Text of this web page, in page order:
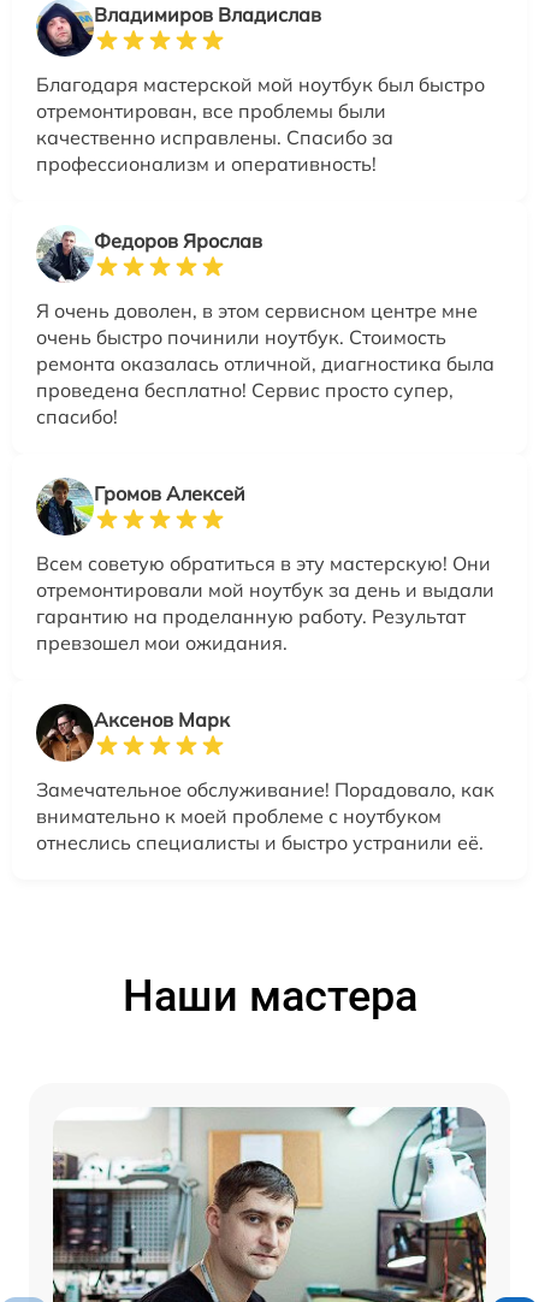
Владимиров Владислав
Благодаря мастерской мой ноутбук был быстро
отремонтирован, все проблемы были
качественно исправлены. Спасибо за
профессионализм и оперативность!
Федоров Ярослав
Я очень доволен, в этом сервисном центре мне
очень быстро починили ноутбук. Стоимость
ремонта оказалась отличной, диагностика была
проведена бесплатно! Сервис просто супер,
спасибо!
Громов Алексей
Всем советую обратиться в эту мастерскую! Они
отремонтировали мой ноутбук за день и выдали
гарантию на проделанную работу. Результат
превзошел мои ожидания.
Аксенов Марк
Замечательное обслуживание! Порадовало, как
внимательно к моей проблеме с ноутбуком
отнеслись специалисты и быстро устранили её.
Наши мастера